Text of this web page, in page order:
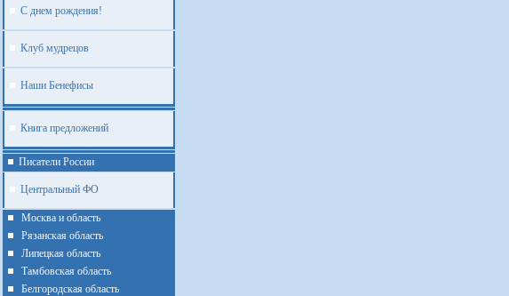
С днем рождения!
Клуб мудрецов
Наши Бенефисы
Книга предложений
Писатели России
Центральный ФО
Москва и область
Рязанская область
Липецкая область
Тамбовская область
Белгородская область